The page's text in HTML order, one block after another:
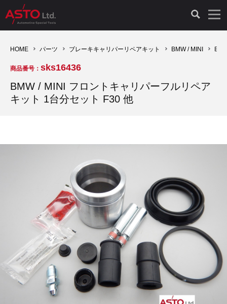
診断機（16）
キープログラマー（4）
オプション品（17）
TPMS（4）
その他（9）
診断テスター（10）
キープログラマー（20）
安定化電源ユニット（8）
バッテリーテスター（4）
古い車両用診断テスター（10）
バイク用診断テスター（7）
その他（20）
HCB TOOLS（45）
AST TOOLS（51）
イタリア/フランス車（27）
イギリス車（23）
アメリカ車（15）
スウェーデン車（20）
オシロスコープ（2）
オシロ関連商品（9）
ドイツ車（427）
イタリア/フランス車（145）
スウェーデン車（45）
日本車（40）
ロシア（8）
ブレーキキャリパーリペアキット（368）
現品修理（77）
リビルト品（58）
イモビライザーOFF（1）
その他（6）
オシロスコープ（10）
アクセサリー（13）
HOME パーツ ブレーキキャリパーリペアキット BMW / MINI
商品番号： sks16436
BMW / MINI フロントキャリパーフルリペア
キット 1台分セット F30 他